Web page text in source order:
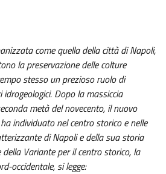
come quella della città di Napoli,
la preservazione delle colture
stesso un prezioso ruolo di
Dopo la massiccia
metà del novecento, il nuovo
individuato nel centro storico e nelle
di Napoli e della sua storia
Variante per il centro storico, la
occidentale, si legge: